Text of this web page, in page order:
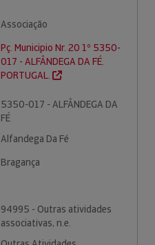
Associação
Pç. Municipio Nr. 20 1º 5350-
017 - ALFÂNDEGA DA FÉ.
PORTUGAL.
5350-017 - ALFÂNDEGA DA
FÉ
Alfandega Da Fé
Bragança
94995 - Outras atividades
associativas, n.e.